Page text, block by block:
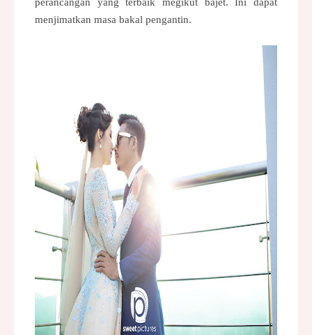
menjimatkan masa bakal pengantin.